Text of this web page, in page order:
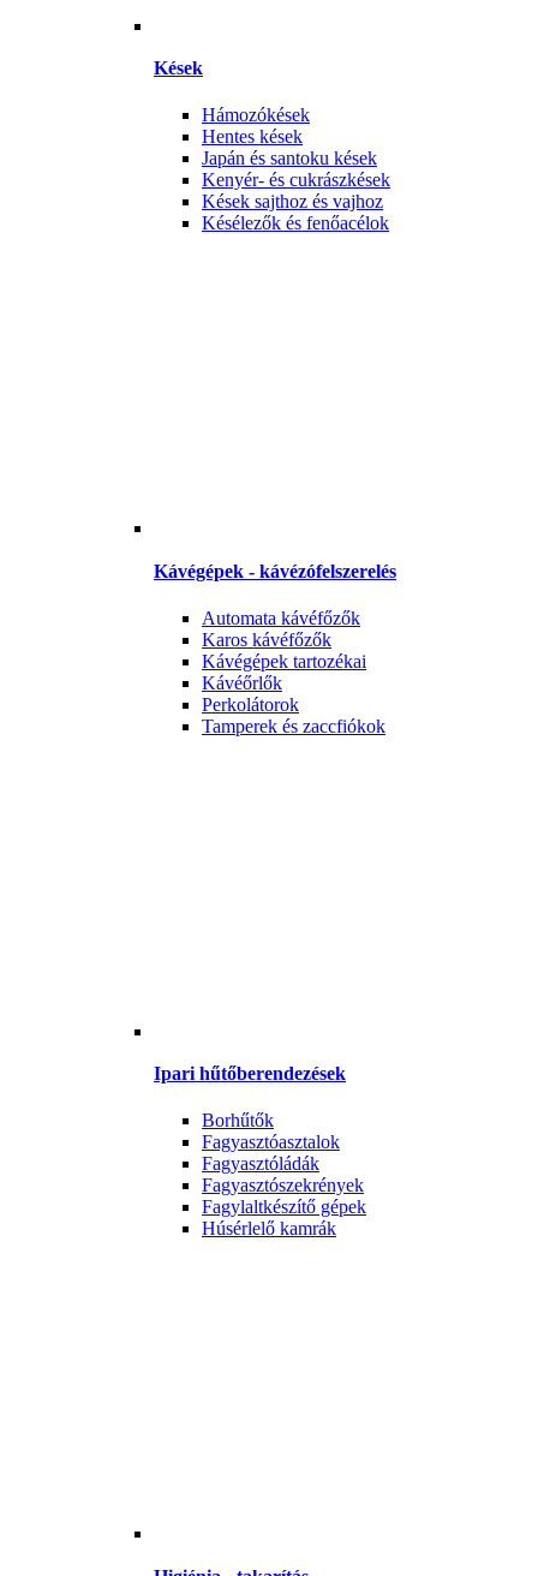
Kések
Hámozókések
Hentes kések
Japán és santoku kések
Kenyér- és cukrászkések
Kések sajthoz és vajhoz
Késélezők és fenőacélok
Kávégépek - kávézófelszerelés
Automata kávéfőzők
Karos kávéfőzők
Kávégépek tartozékai
Kávéőrlők
Perkolátorok
Tamperek és zaccfiókok
Ipari hűtőberendezések
Borhűtők
Fagyasztóasztalok
Fagyasztóládák
Fagyasztószekrények
Fagylaltkészítő gépek
Húsérlelő kamrák